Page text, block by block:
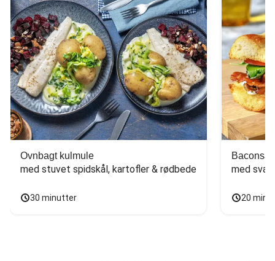
Ovnbagt kulmule
med stuvet spidskål, kartofler & rødbede
30 minutter
med
20